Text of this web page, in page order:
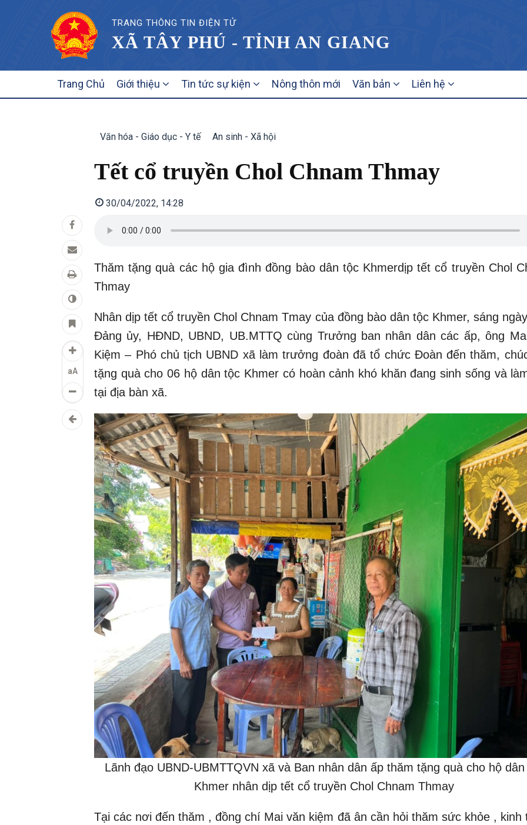
TRANG THÔNG TIN ĐIỆN TỬ
XÃ TÂY PHÚ - TỈNH AN GIANG
NAVIGATION
Trang Chủ Giới thiệu Tin tức sự kiện Nông thôn mới Văn bản Liên hệ
aA
Văn hóa - Giáo dục - Y tế An sinh - Xã hội
Tết cổ truyền Chol Chnam Thmay
30/04/2022, 14:28
Thăm tặng quà các hộ gia đình đồng bào dân tộc Khmerdịp tết cổ truyền Chol
Thmay
Nhân dịp tết cổ truyền Chol Chnam Tmay của đồng bào dân tộc Khmer, sáng
Đảng ủy, HĐND, UBND, UB.MTTQ cùng Trưởng ban nhân dân các ấp, ông
Kiệm – Phó chủ tịch UBND xã làm trưởng đoàn đã tổ chức Đoàn đến thăm,
tặng quà cho 06 hộ dân tộc Khmer có hoàn cảnh khó khăn đang sinh sống và
tại địa bàn xã.
Lãnh đạo UBND-UBMTTQVN xã và Ban nhân dân ấp thăm tặng quà cho hộ
Khmer nhân dịp tết cổ truyền Chol Chnam Thmay
Tại các nơi đến thăm , đồng chí Mai văn kiệm đã ân cần hỏi thăm sức khỏe , kinh